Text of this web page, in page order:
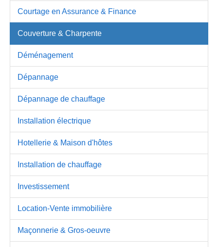
Courtage en Assurance & Finance
Couverture & Charpente
Déménagement
Dépannage
Dépannage de chauffage
Installation électrique
Hotellerie & Maison d'hôtes
Installation de chauffage
Investissement
Location-Vente immobilière
Maçonnerie & Gros-oeuvre